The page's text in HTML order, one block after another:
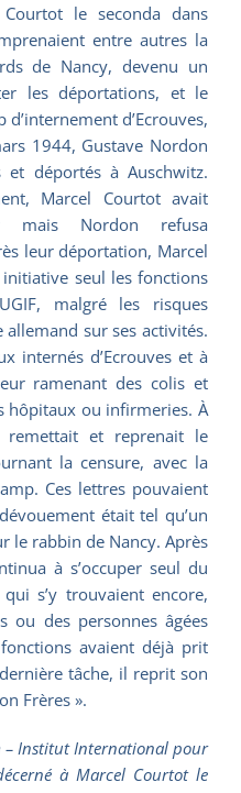
le seconda dans
entre autres la
de Nancy, devenu un
les déportations, et le
d’Ecrouves,
1944, Gustave Nordon
déportés à Auschwitz.
Marcel Courtot avait
mais Nordon refusa
leur déportation, Marcel
seul les fonctions
malgré les risques
sur ses activités.
internés d’Ecrouves et à
ramenant des colis et
hôpitaux ou infirmeries. À
remettait et reprenait le
la censure, avec la
Ces lettres pouvaient
était tel qu’un
le rabbin de Nancy. Après
à s’occuper seul du
s’y trouvaient encore,
ou des personnes âgées
avaient déjà prit
tâche, il reprit son
Frères ».
– Institut International pour
à Marcel Courtot le